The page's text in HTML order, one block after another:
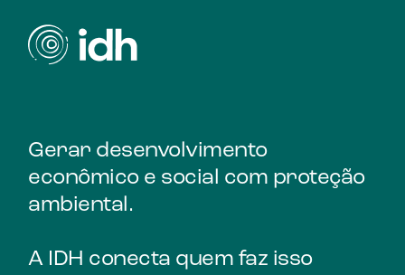
Gerar desenvolvimento
econômico e social com proteção
ambiental.
A IDH conecta quem faz isso